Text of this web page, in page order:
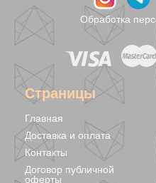
Обработка
Страницы
Главная
Доставка и оплата
Контакты
Договор публичной
оферты